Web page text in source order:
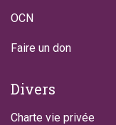
OCN
Faire un don
Divers
Charte vie privée